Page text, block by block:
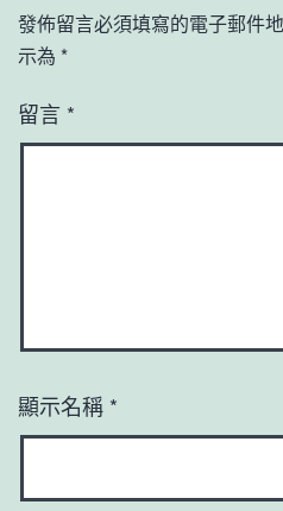
發佈留言必須填寫的電子郵件
示為 *
留言 *
顯示名稱 *